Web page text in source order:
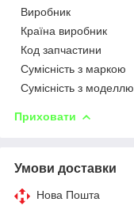
Виробник
Країна виробник
Код запчастини
Сумісність з маркою
Сумісність з моделлю
Приховати
Умови доставки
Нова Пошта